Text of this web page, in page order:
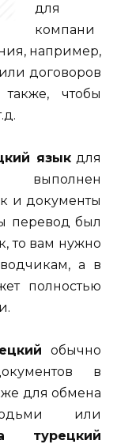
для
компани
например,
договоров
чтобы
языкдля
выполнен
и документы
перевод был
то вам нужно
а в
полностью
обычно
в
для обмена
или
турецкий